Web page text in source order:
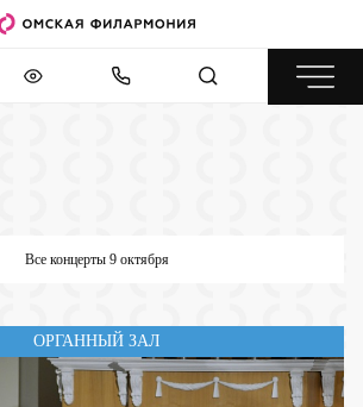
Все концерты 9 октября
ОРГАННЫЙ ЗАЛ